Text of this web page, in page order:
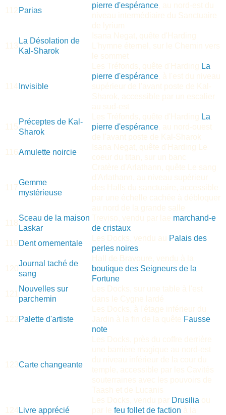
112 Parias
pierre d'espérance, au nord-est du
niveau intermédiaire du Sanctuaire
de lyrium
113
La Désolation de
Kal-Sharok
Isana Negat, quête d'Harding
L'hymne éternel, sur le Chemin vers
le sommet
114 Invisible
Les Tréfonds, quête d'Harding
La
pierre d'espérance, à l'est du niveau
supérieur de l'avant poste de Kal-
Sharok, accessible par un escalier
au sud-est
115
Préceptes de Kal-
Sharok
Les Tréfonds, quête d'Harding
La
pierre d'espérance, au nord-ouest
de l'avant poste de Kal-Sharok
116Amulette noircie
Isana Negat, quête d'Harding Le
coeur du titan, sur un banc
117
Gemme
mystérieuse
Cratère d'Arlathann, quête Le sang
d'Arlathann, au niveau supérieur
des Halls du sanctuaire, accessible
par une échelle cachée à débloquer
au nord de la grande salle
118
Sceau de la maison
Laskar
Treviso, vendu par lae marchand-e
de cristaux
119 Dent ornementale
Les Docks, vendu au
Palais des
perles noires
120
Journal taché de
sang
Hall de Bravoure, vendu à la
boutique des Seigneurs de la
Fortune
121
Nouvelles sur
parchemin
Les Docks, sur une table à l'est
dans le Cygne lardé
122 Palette d'artiste
Les Docks, à l'étage inférieur du
Jardin à la fin de la quête Fausse
note
123Carte changeante
Les Docks, près du coffre derrière
une barrière magique au nord-est
du niveau inférieur de la cour du
temple, accessible par les Cavités
souterraines avec les pouvoirs de
Taash et de Lucanis
124 Livre apprécié
Les Docks, vendu par Drusilia ou
par le feu follet de faction à la